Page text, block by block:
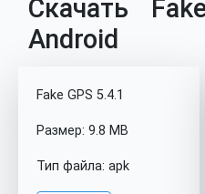
Скачать
Android
Fake GPS 5.4.1
Размер: 9.8 MB
Тип файла: apk